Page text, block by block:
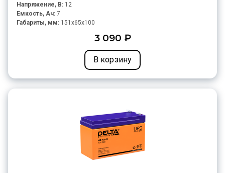
Напряжение, В: 12
Емкость, Ач: 7
Габариты, мм: 151x65x100
3 090 ₽
В корзину